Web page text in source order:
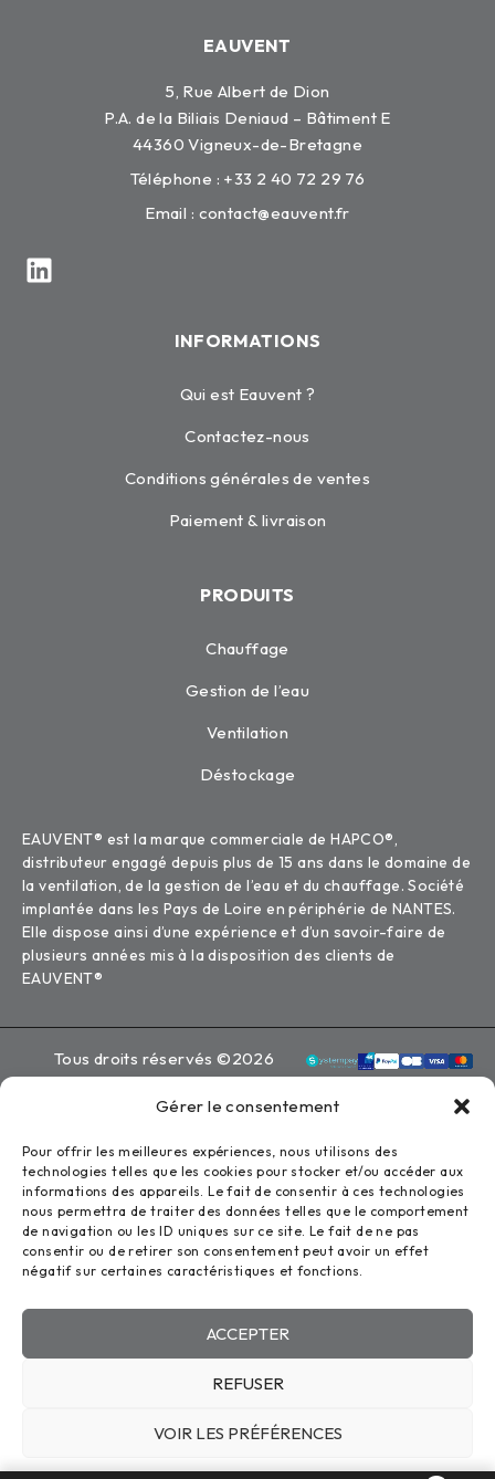
Gérer le consentement
Pour offrir les meilleures expériences, nous utilisons des
technologies telles que les cookies pour stocker et/ou accéder aux
informations des appareils. Le fait de consentir à ces technologies
nous permettra de traiter des données telles que le comportement
de navigation ou les ID uniques sur ce site. Le fait de ne pas
consentir ou de retirer son consentement peut avoir un effet
négatif sur certaines caractéristiques et fonctions.
ACCEPTER
REFUSER
VOIR LES PRÉFÉRENCES
EAUVENT
5, Rue Albert de Dion
P.A. de la Biliais Deniaud – Bâtiment E
44360 Vigneux-de-Bretagne
Téléphone : +33 2 40 72 29 76
Email : contact@eauvent.fr
INFORMATIONS
Qui est Eauvent ?
Contactez-nous
Conditions générales de ventes
Paiement & livraison
PRODUITS
Chauffage
Gestion de l’eau
Ventilation
Déstockage
EAUVENT® est la marque commerciale de HAPCO®,
distributeur engagé depuis plus de 15 ans dans le domaine de
la ventilation, de la gestion de l’eau et du chauffage. Société
implantée dans les Pays de Loire en périphérie de NANTES.
Elle dispose ainsi d’une expérience et d’un savoir-faire de
plusieurs années mis à la disposition des clients de
EAUVENT®
Tous droits réservés ©2026
Eauvent
Mentions légales
Politique de confidentialité
Conception : Zoan
COMPARE (0)
Remove all products